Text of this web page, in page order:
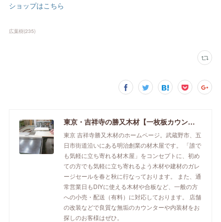
ショップはこちら
広葉樹(235)
東京・吉祥寺の勝又木材【一枚板カウンター】
東京 吉祥寺勝又木材のホームページ。武蔵野市、五
日市街道沿いにある明治創業の材木屋です。 「誰で
も気軽に立ち寄れる材木屋」をコンセプトに、初め
ての方でも気軽に立ち寄れるよう木材や建材のガレ
ージセールを春と秋に行なっております。 また、通
常営業日もDIYに使える木材や合板など、一般の方
への小売・配送（有料）に対応しております。 店舗
の改装などで良質な無垢のカウンターや内装材をお
探しのお客様はぜひ。